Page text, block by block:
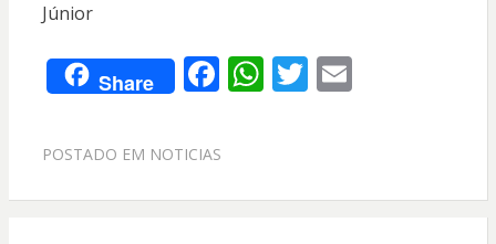
Júnior
Share F
e
o
W
A
T E
POSTADO EM NOTICIAS